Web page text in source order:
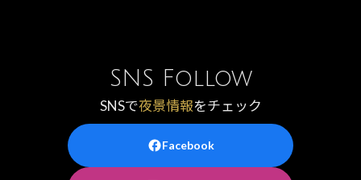
SNS Follow
SNSで夜景情報をチェック
Facebook